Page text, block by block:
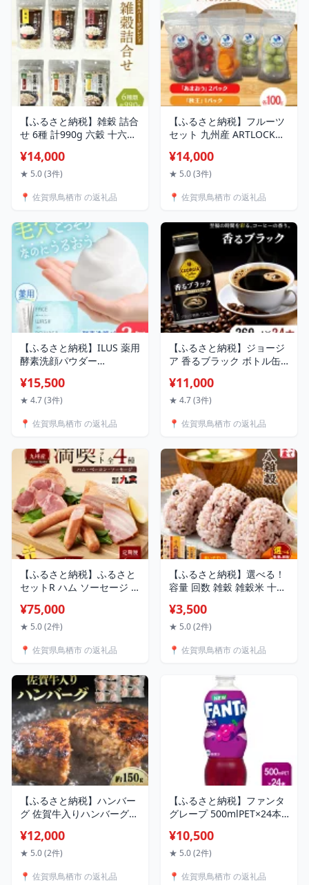
【ふるさと納税】雑穀 詰合
せ 6種 計990g 六穀 十六穀
物繊維
¥14,000
★ 5.0 (3件)
📍 佐賀県鳥栖市 の返礼品
【ふるさと納税】フルーツ
セット 九州産 ARTLOCK
ーツ） セット/「あまお
う」2パック「秋王」1パッ
2パック 国産冷凍フルーツ
かき マスカット 果物 くだ
もの 冷凍 ※配送不可:離島
¥14,000
★ 5.0 (3件)
📍 佐賀県鳥栖市 の返礼品
【ふるさと納税】ILUS 薬用
酵素洗顔パウダー
毛穴の黒ずみケア ニキビを
予防 医薬部外品 13種類の
¥15,500
★ 4.7 (3件)
📍 佐賀県鳥栖市 の返礼品
【ふるさと納税】ジョージ
ア 香るブラック ボトル缶
ーヒー ブラック コーヒー
珈琲 飲料
¥11,000
★ 4.7 (3件)
📍 佐賀県鳥栖市 の返礼品
【ふるさと納税】ふるさと
セットR ハム ソーセージ 4
ム
¥75,000
★ 5.0 (2件)
📍 佐賀県鳥栖市 の返礼品
【ふるさと納税】選べる！
容量 回数 雑穀 雑穀米 十八
産 個包装 定期便 単発 佐賀
県 鳥栖市
¥3,500
★ 5.0 (2件)
📍 佐賀県鳥栖市 の返礼品
【ふるさと納税】ハンバー
グ 佐賀牛入りハンバーグ
品
¥12,000
★ 5.0 (2件)
📍 佐賀県鳥栖市 の返礼品
【ふるさと納税】ファンタ
グレープ 500mlPET×24本
ットボトル
¥10,500
★ 5.0 (2件)
📍 佐賀県鳥栖市 の返礼品